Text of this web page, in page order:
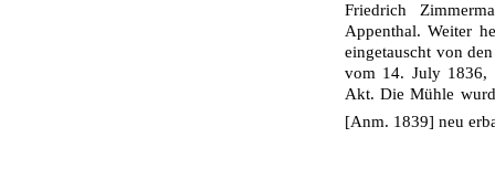
Friedrich
Appenthal. Weiter
eingetauscht von
vom 14. July 1836,
Akt. Die Mühle
[Anm. 1839] neu